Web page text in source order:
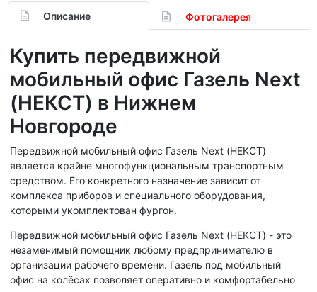
Описание Фотогалерея
Купить передвижной
мобильный офис Газель Next
(НЕКСТ) в Нижнем
Новгороде
Передвижной мобильный офис Газель Next (НЕКСТ)
является крайне многофункциональным транспортным
средством. Его конкретного назначение зависит от
комплекса приборов и специального оборудования,
которыми укомплектован фургон.
Передвижной мобильный офис Газель Next (НЕКСТ) - это
незаменимый помощник любому предпринимателю в
организации рабочего времени. Газель под мобильный
офис на колёсах позволяет оперативно и комфортабельно